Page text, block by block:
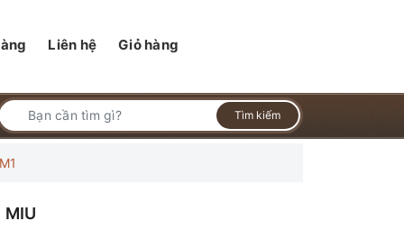
Liên hệ Giỏ hàng
Tìm kiếm
MIU